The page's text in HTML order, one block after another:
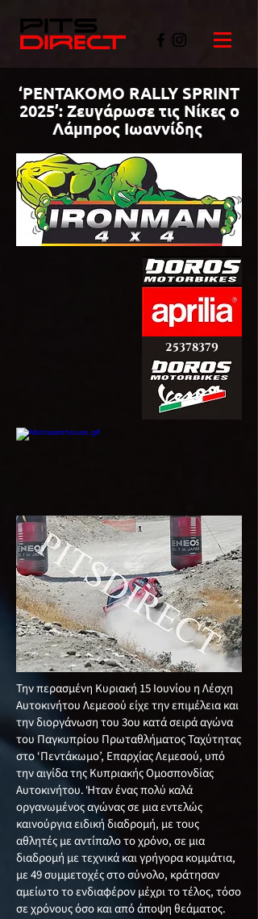
‘PENTAKOMO RALLY SPRINT
2025’: Ζευγάρωσε τις Νίκες ο
Λάμπρος Ιωαννίδης
©PITSDIRECT
25378379
Την περασμένη Κυριακή 15 Ιουνίου η Λέσχη
Αυτοκινήτου Λεμεσού είχε την επιμέλεια και
την διοργάνωση του 3ου κατά σειρά αγώνα
του Παγκυπρίου Πρωταθλήματος Ταχύτητας
στο ‘Πεντάκωμο’, Επαρχίας Λεμεσού, υπό
την αιγίδα της Κυπριακής Ομοσπονδίας
Αυτοκινήτου. Ήταν ένας πολύ καλά
οργανωμένος αγώνας σε μια εντελώς
καινούργια ειδική διαδρομή, με τους
αθλητές με αντίπαλο το χρόνο, σε μια
διαδρομή με τεχνικά και γρήγορα κομμάτια,
με 49 συμμετοχές στο σύνολο, κράτησαν
αμείωτο το ενδιαφέρον μέχρι το τέλος, τόσο
σε χρόνους όσο και από άποψη θεάματος.